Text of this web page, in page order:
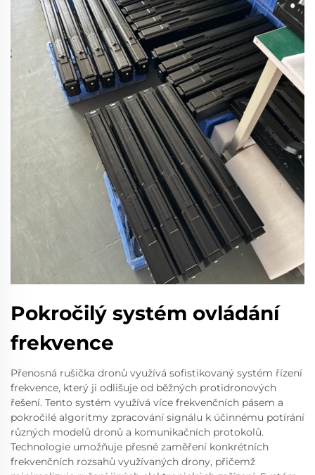
Pokročilý systém ovládání
frekvence
Přenosná rušička dronů využívá sofistikovaný systém řízení
frekvence, který ji odlišuje od běžných protidronových
řešení. Tento systém využívá více frekvenčních pásem a
pokročilé algoritmy zpracování signálu k účinnému potírání
různých modelů dronů a komunikačních protokolů.
Technologie umožňuje přesné zaměření konkrétních
frekvenčních rozsahů využívaných drony, přičemž